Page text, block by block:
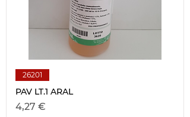
26201
PAV LT.1 ARAL
Цена
4,27 €